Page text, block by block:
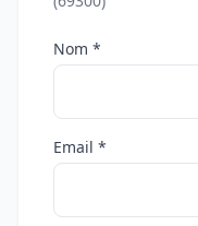
Nom *
Email *